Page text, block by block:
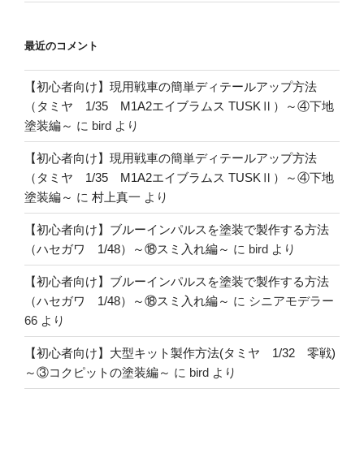
最近のコメント
【初心者向け】現用戦車の簡単ディテールアップ方法
（タミヤ 1/35 M1A2エイブラムス TUSKⅡ）～④下地
塗装編～ に bird より
【初心者向け】現用戦車の簡単ディテールアップ方法
（タミヤ 1/35 M1A2エイブラムス TUSKⅡ）～④下地
塗装編～ に 村上真一 より
【初心者向け】ブルーインパルスを塗装で製作する方法
（ハセガワ 1/48）～⑱スミ入れ編～ に bird より
【初心者向け】ブルーインパルスを塗装で製作する方法
（ハセガワ 1/48）～⑱スミ入れ編～ に シニアモデラー
66 より
【初心者向け】大型キット製作方法(タミヤ 1/32 零戦)
～③コクピットの塗装編～ に bird より